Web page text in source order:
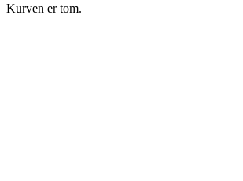
Kurven er tom.